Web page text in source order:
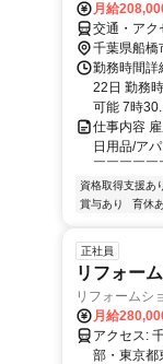
月給
交通・アク
千葉県船橋
勤務時間詳
22日 勤務
可能 7時
仕事内容
日用品/ア
￣￣￣￣
資格取得支援あ
賞与あり
育休
正社員
リフォー
リフォームシ
月給
アクセス: 千葉県船橋市の本社を拠点に、各現場へ向かいます。 現場は千葉県北西
部・東京都